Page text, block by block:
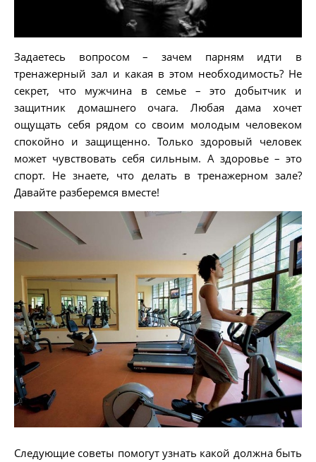
Задаетесь вопросом – зачем парням идти в
тренажерный зал и какая в этом необходимость? Не
секрет, что мужчина в семье – это добытчик и
защитник домашнего очага. Любая дама хочет
ощущать себя рядом со своим молодым человеком
спокойно и защищенно. Только здоровый человек
может чувствовать себя сильным. А здоровье – это
спорт. Не знаете, что делать в тренажерном зале?
Давайте разберемся вместе!
Следующие советы помогут узнать какой должна быть